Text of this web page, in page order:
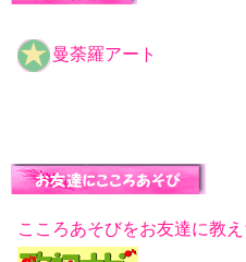
曼荼羅アート
こころあそびをお友達に教え